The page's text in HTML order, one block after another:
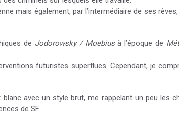
mais également, par l’intermédiaire de ses
de Jodorowsky / Moebiusà l’époque de
futuristes superflues. Cependant, je
avec un style brut, me rappelant un peu les
de SF.